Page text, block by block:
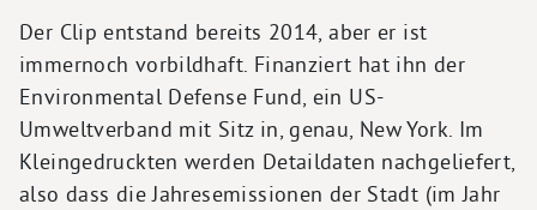
Der Clip entstand bereits 2014, aber er ist
immernoch vorbildhaft. Finanziert hat ihn der
Environmental Defense Fund, ein US-
Umweltverband mit Sitz in, genau, New York. Im
Kleingedruckten werden Detaildaten nachgeliefert,
also dass die Jahresemissionen der Stadt (im Jahr